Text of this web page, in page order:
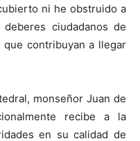
ni he obstruido a
ciudadanos de
contribuyan a llegar
monseñor Juan de
recibe a la
en su calidad de